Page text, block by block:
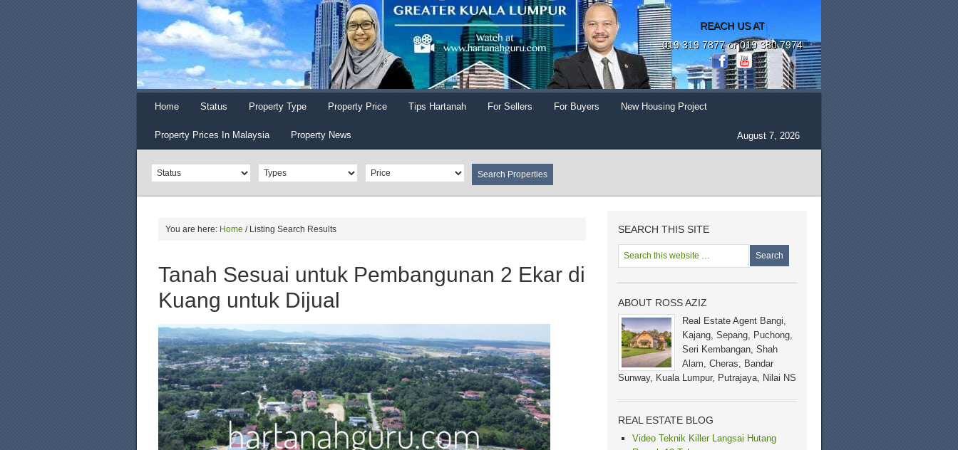
REACH US AT
019 319 7877 or 019 380 7974
Home Status Property Type Property Price Tips Hartanah For Sellers For Buyers New Housing Project
Property Prices In Malaysia Property News August 7, 2026
You are here: Home /Listing Search Results
Tanah Sesuai untuk Pembangunan 2 Ekar di
Kuang untuk Dijual
SEARCH THIS SITE
ABOUT ROSS AZIZ
Real Estate Agent Bangi,
Kajang, Sepang, Puchong,
Seri Kembangan, Shah
Alam, Cheras, Bandar
Sunway, Kuala Lumpur, Putrajaya, Nilai NS
REAL ESTATE BLOG
Video Teknik Killer Langsai Hutang